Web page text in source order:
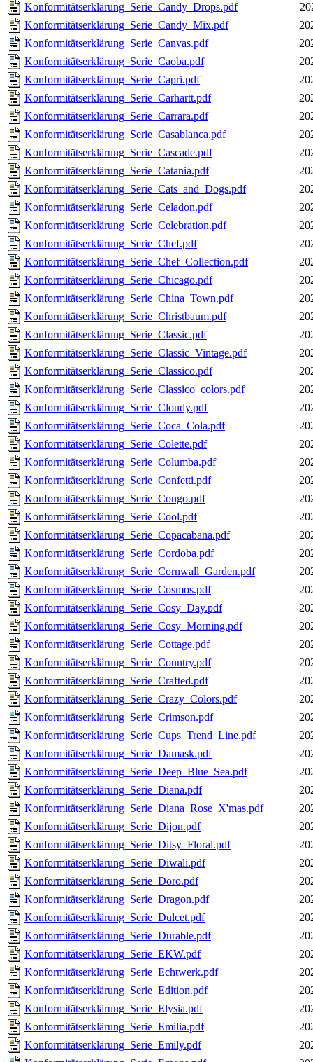
Konformitätserklärung_Serie_Candy_Drops.pdf
Konformitätserklärung_Serie_Candy_Mix.pdf
Konformitätserklärung_Serie_Canvas.pdf
Konformitätserklärung_Serie_Caoba.pdf
Konformitätserklärung_Serie_Capri.pdf
Konformitätserklärung_Serie_Carhartt.pdf
Konformitätserklärung_Serie_Carrara.pdf
Konformitätserklärung_Serie_Casablanca.pdf
Konformitätserklärung_Serie_Cascade.pdf
Konformitätserklärung_Serie_Catania.pdf
Konformitätserklärung_Serie_Cats_and_Dogs.pdf
Konformitätserklärung_Serie_Celadon.pdf
Konformitätserklärung_Serie_Celebration.pdf
Konformitätserklärung_Serie_Chef.pdf
Konformitätserklärung_Serie_Chef_Collection.pdf
Konformitätserklärung_Serie_Chicago.pdf
Konformitätserklärung_Serie_China_Town.pdf
Konformitätserklärung_Serie_Christbaum.pdf
Konformitätserklärung_Serie_Classic.pdf
Konformitätserklärung_Serie_Classic_Vintage.pdf
Konformitätserklärung_Serie_Classico.pdf
Konformitätserklärung_Serie_Classico_colors.pdf
Konformitätserklärung_Serie_Cloudy.pdf
Konformitätserklärung_Serie_Coca_Cola.pdf
Konformitätserklärung_Serie_Colette.pdf
Konformitätserklärung_Serie_Columba.pdf
Konformitätserklärung_Serie_Confetti.pdf
Konformitätserklärung_Serie_Congo.pdf
Konformitätserklärung_Serie_Cool.pdf
Konformitätserklärung_Serie_Copacabana.pdf
Konformitätserklärung_Serie_Cordoba.pdf
Konformitätserklärung_Serie_Cornwall_Garden.pdf
Konformitätserklärung_Serie_Cosmos.pdf
Konformitätserklärung_Serie_Cosy_Day.pdf
Konformitätserklärung_Serie_Cosy_Morning.pdf
Konformitätserklärung_Serie_Cottage.pdf
Konformitätserklärung_Serie_Country.pdf
Konformitätserklärung_Serie_Crafted.pdf
Konformitätserklärung_Serie_Crazy_Colors.pdf
Konformitätserklärung_Serie_Crimson.pdf
Konformitätserklärung_Serie_Cups_Trend_Line.pdf
Konformitätserklärung_Serie_Damask.pdf
Konformitätserklärung_Serie_Deep_Blue_Sea.pdf
Konformitätserklärung_Serie_Diana.pdf
Konformitätserklärung_Serie_Diana_Rose_X'mas.pdf
Konformitätserklärung_Serie_Dijon.pdf
Konformitätserklärung_Serie_Ditsy_Floral.pdf
Konformitätserklärung_Serie_Diwali.pdf
Konformitätserklärung_Serie_Doro.pdf
Konformitätserklärung_Serie_Dragon.pdf
Konformitätserklärung_Serie_Dulcet.pdf
Konformitätserklärung_Serie_Durable.pdf
Konformitätserklärung_Serie_EKW.pdf
Konformitätserklärung_Serie_Echtwerk.pdf
Konformitätserklärung_Serie_Edition.pdf
Konformitätserklärung_Serie_Elysia.pdf
Konformitätserklärung_Serie_Emilia.pdf
Konformitätserklärung_Serie_Emily.pdf